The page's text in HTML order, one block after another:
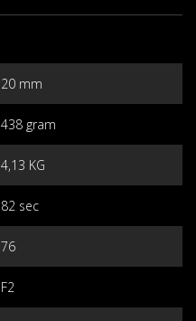
20 mm
438 gram
4,13 KG
82 sec
76
F2